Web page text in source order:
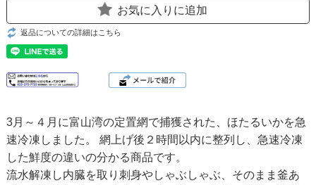
お気に入りに追加
返品についての詳細はこちら
3月～４月に富山湾の定置網で捕獲された、ほたるいかを急
速冷凍しました。 網上げ後２時間以内に整列し、急速冷凍
した鮮度の違いの分かる商品です。
流水解凍し内臓を取り刺身やしゃぶしゃぶ、そのまま釜あ